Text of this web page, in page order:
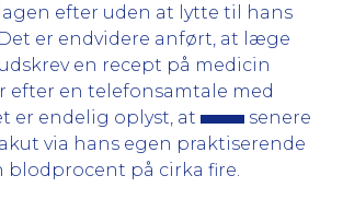
efter uden at lytte til hans
er endvidere anført, at læge
en recept på medicin
efter en telefonsamtale med
er endelig oplyst, at
senere
via hans egen praktiserende
blodprocent på cirka fire.